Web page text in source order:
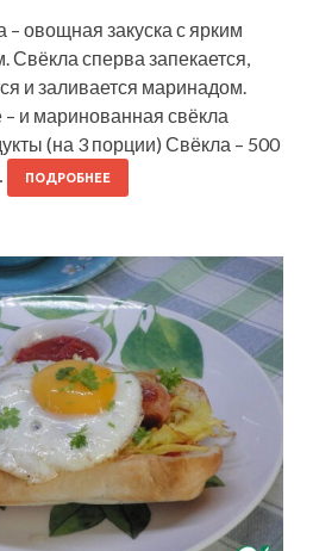
овощная закуска с ярким
Свёкла сперва запекается,
и заливается маринадом.
и маринованная свёкла
(на 3 порции) Свёкла – 500
ПОДРОБНЕЕ